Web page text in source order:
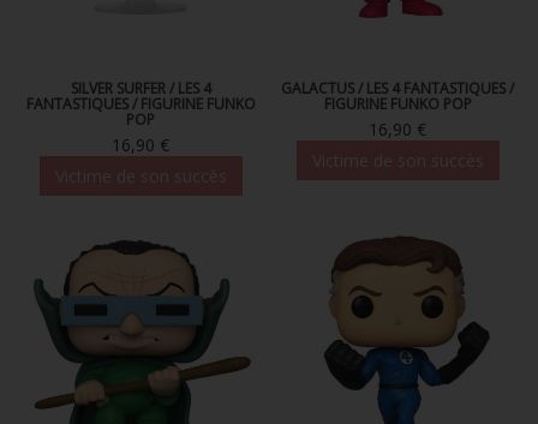
SILVER SURFER / LES 4
FANTASTIQUES / FIGURINE FUNKO
POP
16,90 €
GALACTUS / LES 4 FANTASTIQUES /
FIGURINE FUNKO POP
16,90 €